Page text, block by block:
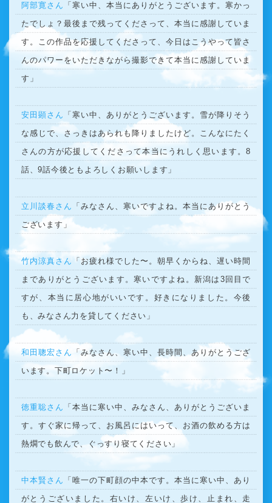
阿部寛さん 「寒い中、本当にありがとうございます。寒かっ
たでしょ？最後まで残ってくださって、本当に感謝していま
す。この作品を応援してくださって、今日はこうやって皆さ
んのパワーをいただきながら撮影できて本当に感謝していま
す」
安田顕さん 「寒い中、ありがとうございます。雪が降りそう
な感じで、さっきはあられも降りましたけど。こんなにたく
さんの方が応援してくださって本当にうれしく思います。8
話、9話今後ともよろしくお願いします」
立川談春さん 「みなさん、寒いですよね。本当にありがとう
ございます」
竹内涼真さん 「お疲れ様でした〜。朝早くからね、遅い時間
までありがとうございます。寒いですよね。新潟は3回目で
すが、本当に居心地がいいです。好きになりました。今後
も、みなさん力を貸してください」
和田聰宏さん 「みなさん、寒い中、長時間、ありがとうござ
います。下町ロケット〜！」
徳重聡さん 「本当に寒い中、みなさん、ありがとうございま
す。すぐ家に帰って、お風呂にはいって、お酒の飲める方は
熱燗でも飲んで、ぐっすり寝てください」
中本賢さん 「唯一の下町顔の中本です。本当に寒い中、あり
がとうございました。右いけ、左いけ、歩け、止まれ、走